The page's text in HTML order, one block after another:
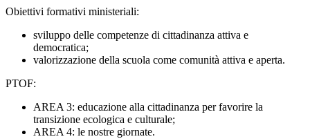
Obiettivi formativi ministeriali:
sviluppo delle competenze di cittadinanza attiva e
democratica;
valorizzazione della scuola come comunità attiva e aperta.
PTOF:
AREA 3: educazione alla cittadinanza per favorire la
transizione ecologica e culturale;
AREA 4: le nostre giornate.